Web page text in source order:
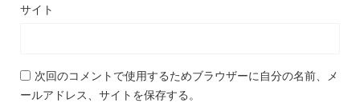
サイト
次回のコメントで使用するためブラウザーに自分の名前、メ
ールアドレス、サイトを保存する。